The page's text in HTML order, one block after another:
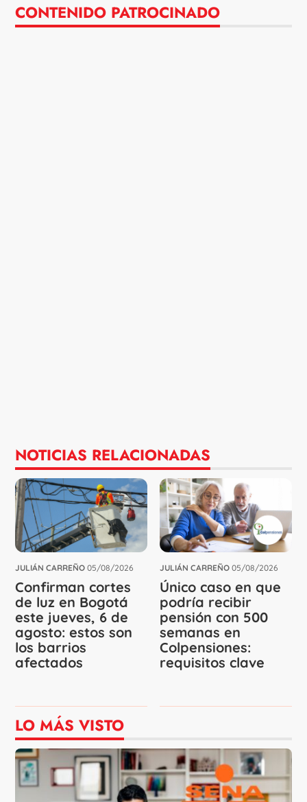
CONTENIDO PATROCINADO
NOTICIAS RELACIONADAS
JULIÁN CARREÑO 05/08/2026
Confirman cortes
de luz en Bogotá
este jueves, 6 de
agosto: estos son
los barrios
afectados
JULIÁN CARREÑO 05/08/2026
Único caso en que
podría recibir
pensión con 500
semanas en
Colpensiones:
requisitos clave
LO MÁS VISTO